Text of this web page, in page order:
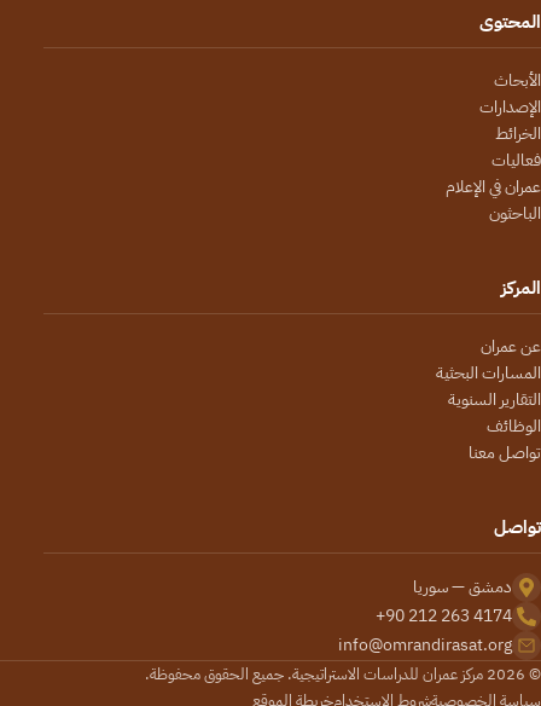
المحتوى
الأبحاث
الإصدارات
الخرائط
فعاليات
عمران في الإعلام
الباحثون
المركز
عن عمران
المسارات البحثية
التقارير السنوية
الوظائف
تواصل معنا
تواصل
دمشق — سوريا
+90 212 263 4174
info@omrandirasat.org
© 2026 مركز عمران للدراسات الاستراتيجية. جميع الحقوق محفوظة.
سياسة الخصوصيةشروط الاستخدامخريطة الموقع